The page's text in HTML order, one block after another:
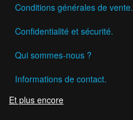
Conditions générales de vente.
Confidentialité et sécurité.
Qui sommes-nous ?
Informations de contact.
Et plus encore